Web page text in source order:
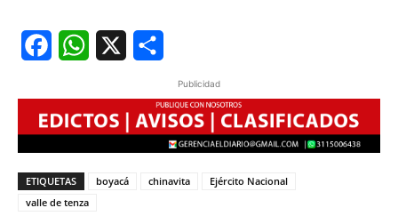
Publicidad
ETIQUETAS boyacá chinavita
Ejército Nacional
valle de tenza